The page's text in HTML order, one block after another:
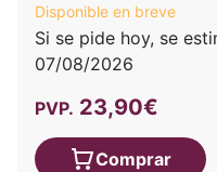
Disponible en breve
Si se pide hoy, se
07/08/2026
PVP. 23,90€
Comprar